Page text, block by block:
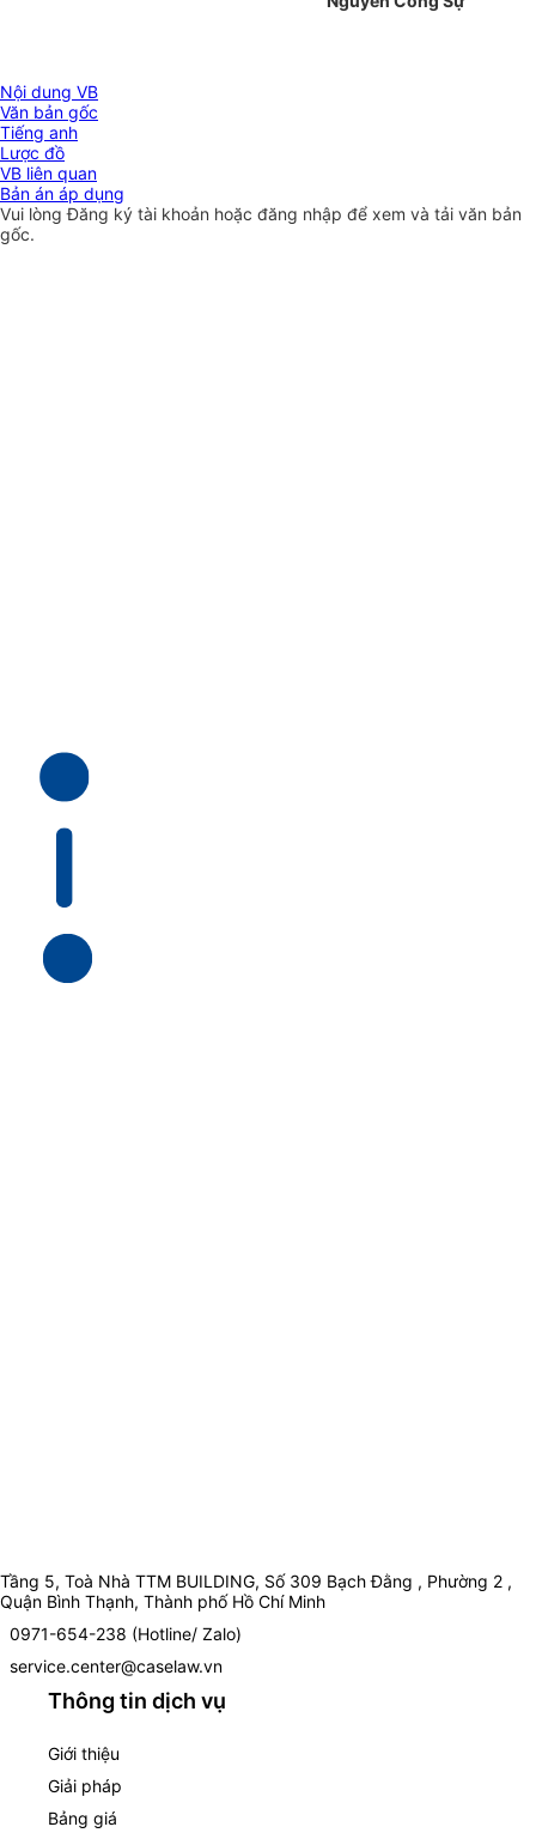
Nội dung VB
Văn bản gốc
Tiếng anh
Lược đồ
VB liên quan
Bản án áp dụng
Vui lòngĐăng ký tài khoản hoặc đăng nhập để xem và tải văn bản
gốc.
Tầng 5, Toà Nhà TTM BUILDING, Số 309 Bạch Đằng , Phường 2 ,
Quận Bình Thạnh, Thành phố Hồ Chí Minh
0971-654-238 (Hotline/ Zalo)
service.center@caselaw.vn
Thông tin dịch vụ
Giới thiệu
Giải pháp
Bảng giá